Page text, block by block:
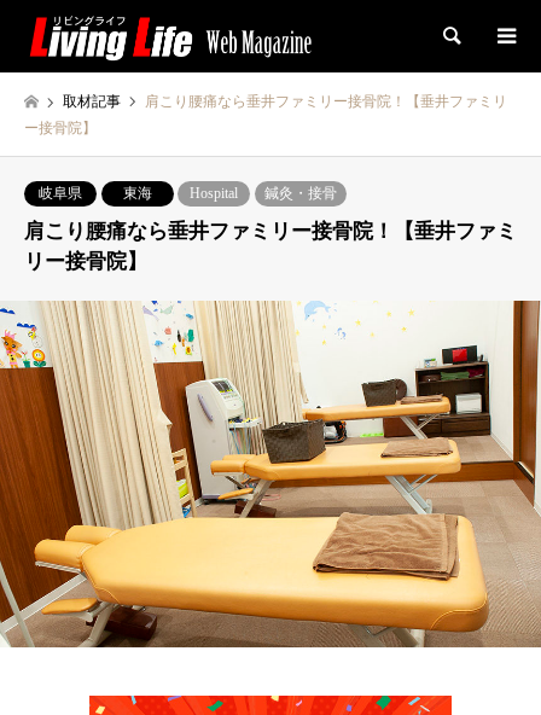
検索
取材記事
肩こり腰痛なら垂井ファミリー接骨院！【垂井ファミリ
ー接骨院】
岐阜県 東海 Hospital 鍼灸・接骨
肩こり腰痛なら垂井ファミリー接骨院！【垂井ファミ
リー接骨院】